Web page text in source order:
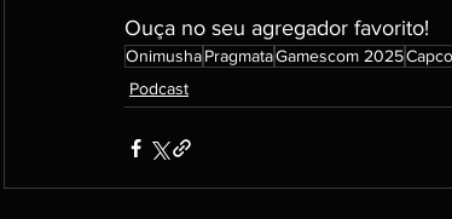
Ouça no seu agregador favorito!
OnimushaPragmataGamescom 2025
Podcast